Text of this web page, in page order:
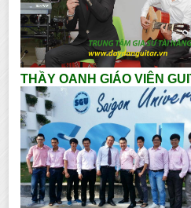
THẦY OANH GIÁO VIÊN